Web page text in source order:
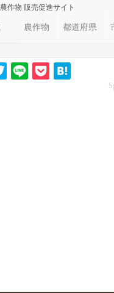
作物 販売促進サイト
農作物 都道府県